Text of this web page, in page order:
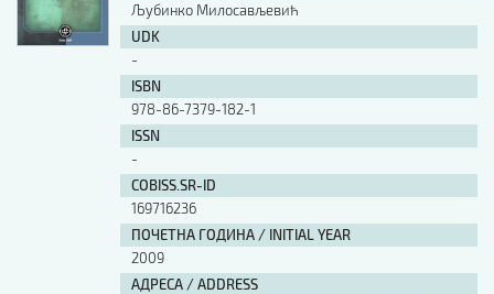
Љубинко Милосављевић
UDK
-
ISBN
978-86-7379-182-1
ISSN
-
COBISS.SR-ID
169716236
ПОЧЕТНА ГОДИНА / INITIAL YEAR
2009
АДРЕСА / ADDRESS